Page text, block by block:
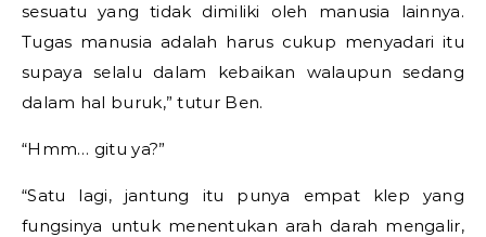
sesuatu yang tidak dimiliki oleh manusia lainnya.
Tugas manusia adalah harus cukup menyadari itu
supaya selalu dalam kebaikan walaupun sedang
dalam hal buruk,” tutur Ben.
“Hmm… gitu ya?”
“Satu lagi, jantung itu punya empat klep yang
fungsinya untuk menentukan arah darah mengalir,